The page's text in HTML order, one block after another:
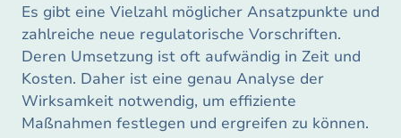
Es gibt eine Vielzahl möglicher Ansatzpunkte und
zahlreiche neue regulatorische Vorschriften.
Deren Umsetzung ist oft aufwändig in Zeit und
Kosten. Daher ist eine genau Analyse der
Wirksamkeit notwendig, um effiziente
Maßnahmen festlegen und ergreifen zu können.